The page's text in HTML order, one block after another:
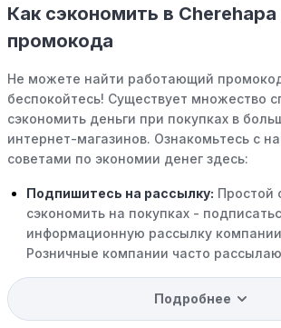
Как сэкономить в Cherehapa
промокода
Не можете найти работающий
беспокойтесь! Существует множество
сэкономить деньги при покупках в
интернет-магазинов. Ознакомьтесь с
советами по экономии денег здесь:
Подпишитесь на рассылку: Простой
сэкономить на покупках -
информационную рассылку
Розничные компании часто
доступ к распродажам.Подробнее